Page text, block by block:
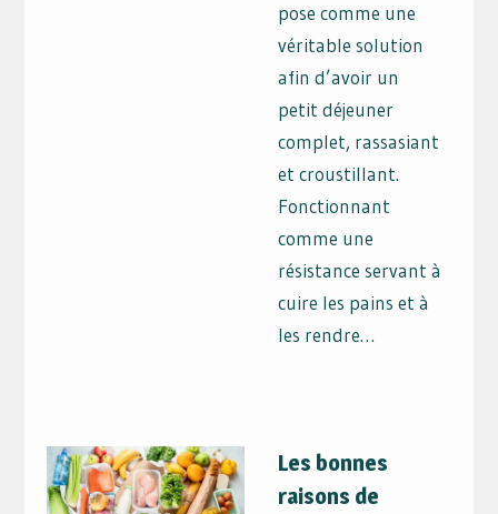
pose comme une
véritable solution
afin d’avoir un
petit déjeuner
complet, rassasiant
et croustillant.
Fonctionnant
comme une
résistance servant à
cuire les pains et à
les rendre…
Les bonnes
raisons de